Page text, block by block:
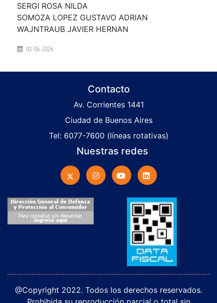
SERGI ROSA NILDA
SOMOZA LOPEZ GUSTAVO ADRIAN
WAJNTRAUB JAVIER HERNAN
01-06-2026
Contacto
Av. Corrientes 1441
Ciudad de Buenos Aires
Tel: 6077-7600 (líneas rotativas)
Nuestras redes
@Copyright 2022. Todos los derechos reservados.